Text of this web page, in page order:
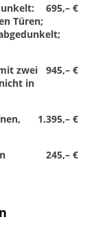
695,– €
Türen;
945,– €
zwei
in
1.395,– €
245,– €